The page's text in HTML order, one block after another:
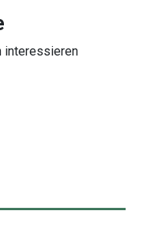
interessieren